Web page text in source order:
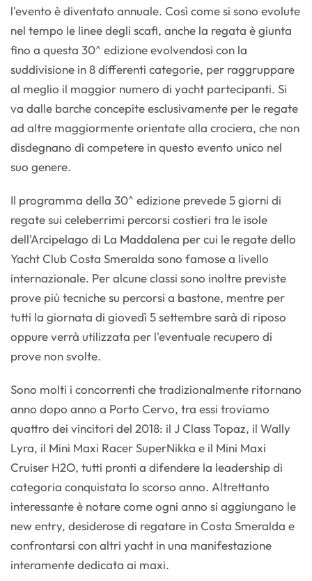
l'evento è diventato annuale. Così come si sono evolute
nel tempo le linee degli scafi, anche la regata è giunta
fino a questa 30^ edizione evolvendosi con la
suddivisione in 8 differenti categorie, per raggruppare
al meglio il maggior numero di yacht partecipanti. Si
va dalle barche concepite esclusivamente per le regate
ad altre maggiormente orientate alla crociera, che non
disdegnano di competere in questo evento unico nel
suo genere.
Il programma della 30^ edizione prevede 5 giorni di
regate sui celeberrimi percorsi costieri tra le isole
dell'Arcipelago di La Maddalena per cui le regate dello
Yacht Club Costa Smeralda sono famose a livello
internazionale. Per alcune classi sono inoltre previste
prove più tecniche su percorsi a bastone, mentre per
tutti la giornata di giovedì 5 settembre sarà di riposo
oppure verrà utilizzata per l'eventuale recupero di
prove non svolte.
Sono molti i concorrenti che tradizionalmente ritornano
anno dopo anno a Porto Cervo, tra essi troviamo
quattro dei vincitori del 2018: il J Class Topaz, il Wally
Lyra, il Mini Maxi Racer SuperNikka e il Mini Maxi
Cruiser H2O, tutti pronti a difendere la leadership di
categoria conquistata lo scorso anno. Altrettanto
interessante è notare come ogni anno si aggiungano le
new entry, desiderose di regatare in Costa Smeralda e
confrontarsi con altri yacht in una manifestazione
interamente dedicata ai maxi.